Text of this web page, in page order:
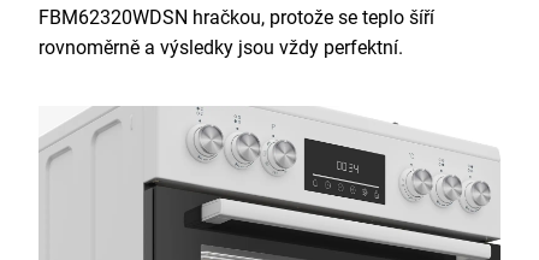
FBM62320WDSN hračkou, protože se teplo šíří
rovnoměrně a výsledky jsou vždy perfektní.